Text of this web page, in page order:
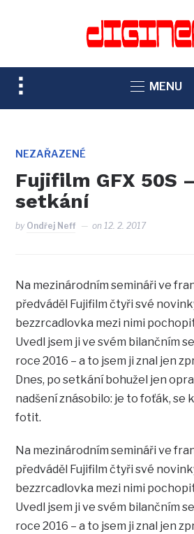
TOGGLE
SIDEBAR
NAVIGATION
MENU
NEZAŘAZENÉ
Fujifilm GFX 50S
setkání
by Ondřej Neff on12. 2. 2017
Na mezinárodním semináři ve
předváděl Fujifilm čtyři své
bezzrcadlovka mezi nimi
Uvedl jsem ji ve svém bilančním
roce 2016 – a to jsem ji znal jen
Dnes, po setkání bohužel jen
nadšení znásobilo: je to foťák, se
fotit.
Na mezinárodním semináři ve
předváděl Fujifilm čtyři své
bezzrcadlovka mezi nimi
Uvedl jsem ji ve svém bilančním
roce 2016 – a to jsem ji znal jen